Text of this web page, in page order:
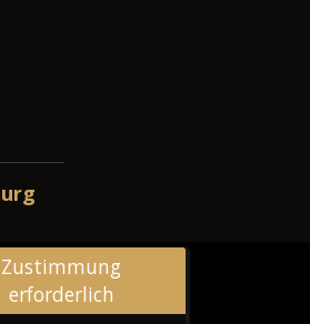
Bad Berleburg
Zustimmung
erforderlich